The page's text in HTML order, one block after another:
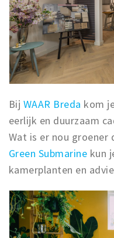
Bij WAAR Breda kom
eerlijk en duurzaam
Wat is er nou groener
Green Submarine kun
kamerplanten en